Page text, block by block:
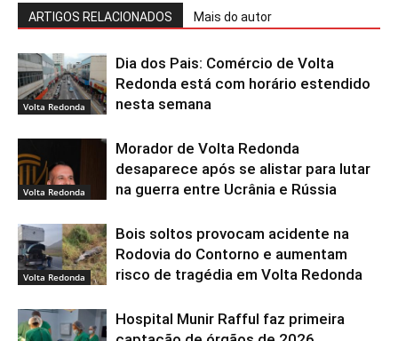
ARTIGOS RELACIONADOS Mais do autor
Volta Redonda
Dia dos Pais: Comércio de Volta
Redonda está com horário estendido
nesta semana
Volta Redonda
Morador de Volta Redonda
desaparece após se alistar para lutar
na guerra entre Ucrânia e Rússia
Volta Redonda
Bois soltos provocam acidente na
Rodovia do Contorno e aumentam
risco de tragédia em Volta Redonda
Hospital Munir Rafful faz primeira